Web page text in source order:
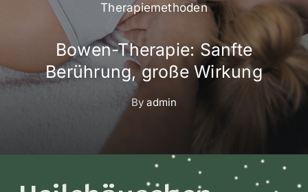
Therapiemethoden
Bowen-Therapie: Sanfte
Berührung, große Wirkung
Byadmin